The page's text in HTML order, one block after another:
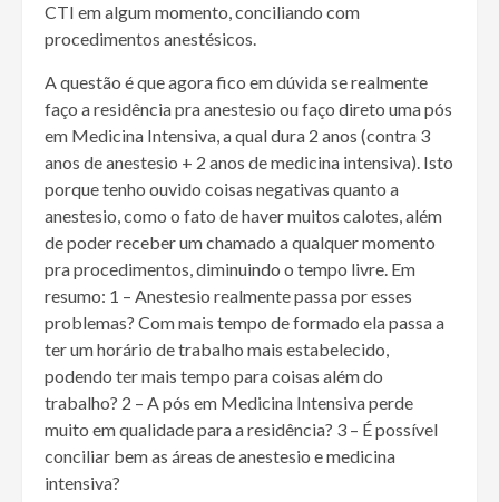
CTI em algum momento, conciliando com
procedimentos anestésicos.
A questão é que agora fico em dúvida se realmente
faço a residência pra anestesio ou faço direto uma pós
em Medicina Intensiva, a qual dura 2 anos (contra 3
anos de anestesio + 2 anos de medicina intensiva). Isto
porque tenho ouvido coisas negativas quanto a
anestesio, como o fato de haver muitos calotes, além
de poder receber um chamado a qualquer momento
pra procedimentos, diminuindo o tempo livre. Em
resumo: 1 – Anestesio realmente passa por esses
problemas? Com mais tempo de formado ela passa a
ter um horário de trabalho mais estabelecido,
podendo ter mais tempo para coisas além do
trabalho? 2 – A pós em Medicina Intensiva perde
muito em qualidade para a residência? 3 – É possível
conciliar bem as áreas de anestesio e medicina
intensiva?